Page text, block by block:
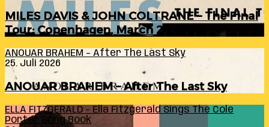
MILES DAVIS & JOHN COLTRANE – The Final
Tour: Copenhagen, March 24, 1960
ANOUAR BRAHEM – After The Last Sky
25. Juli 2026
ANOUAR BRAHEM – After The Last Sky
ELLA FITZGERALD – Ella Fitzgerald Sings The Cole
Porter Song Book